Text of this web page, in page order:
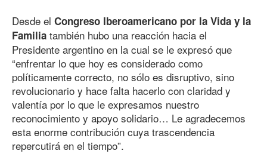
Desde el Congreso Iberoamericano por la Vida y la
Familia también hubo una reacción hacia el
Presidente argentino en la cual se le expresó que
“enfrentar lo que hoy es considerado como
políticamente correcto, no sólo es disruptivo, sino
revolucionario y hace falta hacerlo con claridad y
valentía por lo que le expresamos nuestro
reconocimiento y apoyo solidario… Le agradecemos
esta enorme contribución cuya trascendencia
repercutirá en el tiempo”.